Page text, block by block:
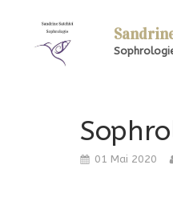
01 Mai 2020